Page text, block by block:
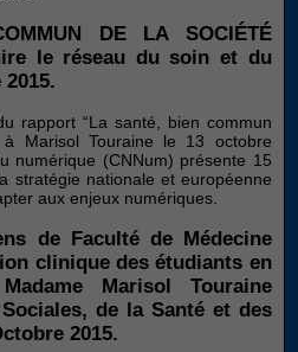
DE LA SOCIÉTÉ
le réseau du soin et du
rapport “La santé, bien commun
Marisol Touraine le 13 octobre
numérique (CNNum) présente 15
stratégie nationale et européenne
aux enjeux numériques.
de Faculté de Médecine
clinique des étudiants en
Marisol Touraine
de la Santé et des
2015.